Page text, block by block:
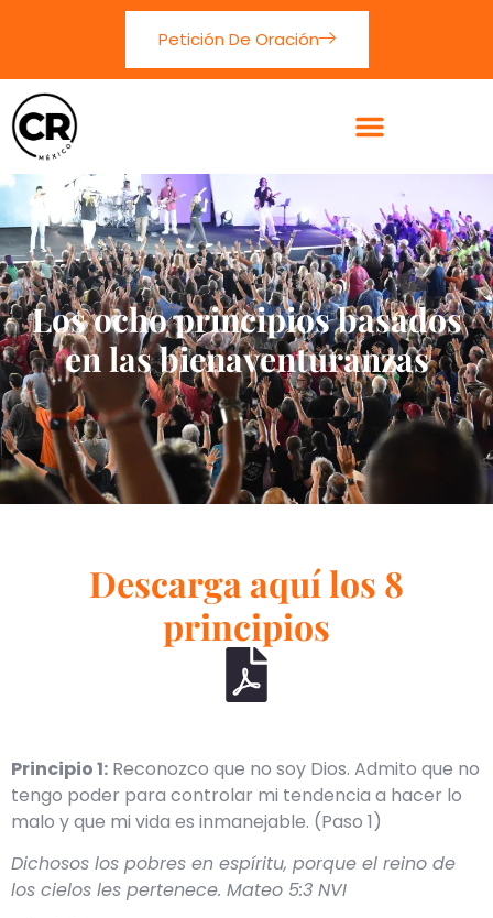
Petición De Oración
Los ocho principios basados
en las bienaventuranzas
Descarga aquí los 8
principios
Principio 1: Reconozco que no soy Dios. Admito que no
tengo poder para controlar mi tendencia a hacer lo
malo y que mi vida es inmanejable. (Paso 1)
Dichosos los pobres en espíritu, porque el reino de
los cielos les pertenece. Mateo 5:3 NVI